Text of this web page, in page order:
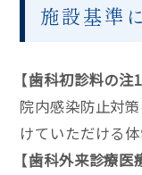
施設基準
【歯科初診料の注
院内感染防止対
けていただける体
【歯科外来診療医